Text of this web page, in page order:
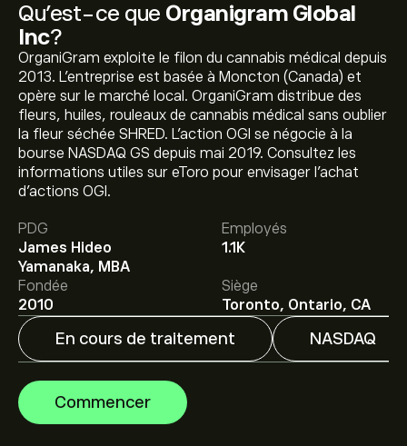
Qu’est-ce que Organigram Global
Inc?
OrganiGram exploite le filon du cannabis médical depuis
2013. L’entreprise est basée à Moncton (Canada) et
opère sur le marché local. OrganiGram distribue des
fleurs, huiles, rouleaux de cannabis médical sans oublier
la fleur séchée SHRED. L’action OGI se négocie à la
bourse NASDAQ GS depuis mai 2019. Consultez les
informations utiles sur eToro pour envisager l’achat
d’actions OGI.
PDG
James Hideo
Yamanaka, MBA
Employés
1.1K
Fondée
2010
Siège
Toronto, Ontario, CA
En cours de traitement NASDAQ
Commencer
Le prix actuel de l'action OGI est de 0.9900‎$‎.
Le prix cible moyen pour l'action Organigram Global Inc
est de 0.9900‎$‎.
Inscrivez-voussur eToro pour obtenir
des prévisions détaillées des analystes et les prix cibles.
Les analystes offrent des prévisions pour l'action
Organigram Global Inc en se basant sur les tendances
du marché, les rapports financiers et la croissance
anticipée. Découvrez les dernières prévisions pour les
mouvements de prix futurs.